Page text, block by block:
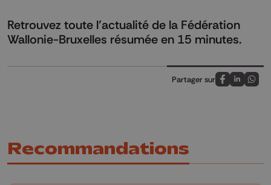
Retrouvez toute l’actualité de la Fédération
Wallonie-Bruxelles résumée en 15 minutes.
Partager sur
Partagez sur
Partagez
Recommandations